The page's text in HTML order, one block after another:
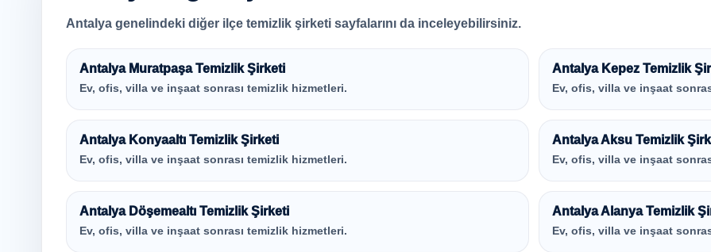
Antalya genelindeki diğer ilçe temizlik şirketi sayfalarını da inceleyebilirsiniz.
Antalya Muratpaşa Temizlik Şirketi
Ev, ofis, villa ve inşaat sonrası temizlik hizmetleri.
Antalya Kepez Temizlik
Ev, ofis, villa ve inşaat
Antalya Konyaaltı Temizlik Şirketi
Ev, ofis, villa ve inşaat sonrası temizlik hizmetleri.
Antalya Aksu Temizlik
Ev, ofis, villa ve inşaat
Antalya Döşemealtı Temizlik Şirketi
Ev, ofis, villa ve inşaat sonrası temizlik hizmetleri.
Antalya Alanya Temizlik
Ev, ofis, villa ve inşaat